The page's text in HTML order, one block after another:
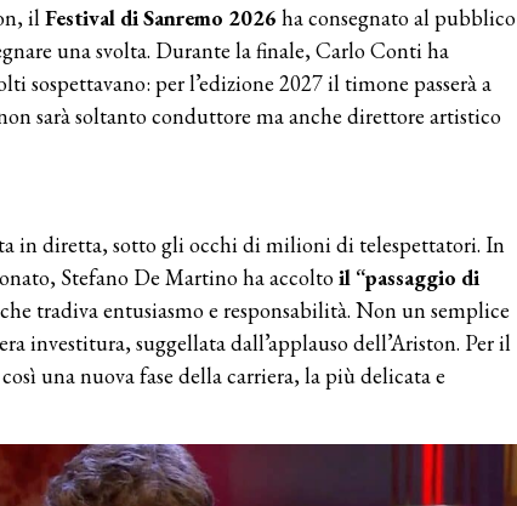
il Festival di Sanremo 2026 ha consegnato al pubblico
una svolta. Durante la finale, Carlo Conti ha
sospettavano: per l’edizione 2027 il timone passerà a
sarà soltanto conduttore ma anche direttore artistico
in diretta, sotto gli occhi di milioni di telespettatori. In
Stefano De Martino ha accoltoil “passaggio di
tradiva entusiasmo e responsabilità. Non un semplice
investitura, suggellata dall’applauso dell’Ariston. Per il
una nuova fase della carriera, la più delicata e